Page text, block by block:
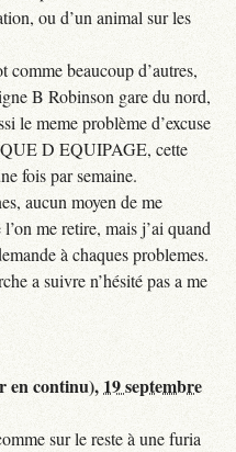
ou d’un animal sur les
comme beaucoup d’autres,
B Robinson gare du nord,
le meme problème d’excuse
D EQUIPAGE, cette
fois par semaine.
aucun moyen de me
me retire, mais j’ai quand
à chaques problemes.
a suivre n’hésité pas a me
en continu), 19 septembre
sur le reste à une furia